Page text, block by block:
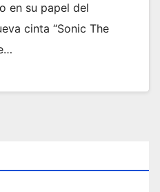
en su papel del
cinta “Sonic The